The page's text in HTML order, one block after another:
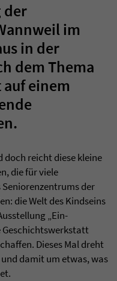
der
im
in der
dem Thema
einem
doch reicht diese kleine
die für viele
der
die Welt des Kindseins
„Ein-
Geschichtswerkstatt
Dieses Mal dreht
damit um etwas, was